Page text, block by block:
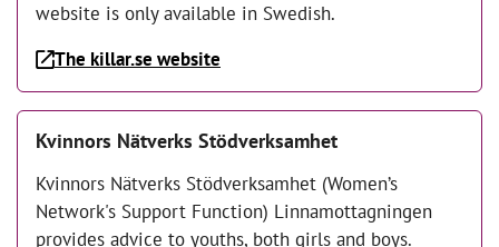
website is only available in Swedish.
The killar.se website
Kvinnors Nätverks Stödverksamhet
Kvinnors Nätverks Stödverksamhet (Women’s
Network's Support Function) Linnamottagningen
provides advice to youths, both girls and boys.